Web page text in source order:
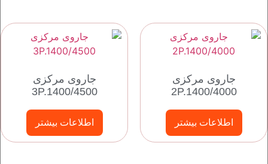
جاروی مرکزی
2P.1400/4000
اطلاعات بیشتر
جاروی مرکزی
3P.1400/4500
اطلاعات بیشتر